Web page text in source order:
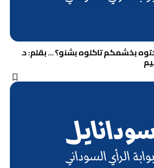
بخشمكم تاكلوه بشنو؟ … بقلم: د.